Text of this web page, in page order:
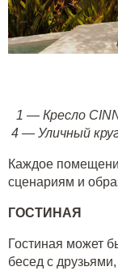
1 — Кресло
4 — Уличный
Каждое
сценариям и
ГОСТИНАЯ
Гостиная может
бесед с